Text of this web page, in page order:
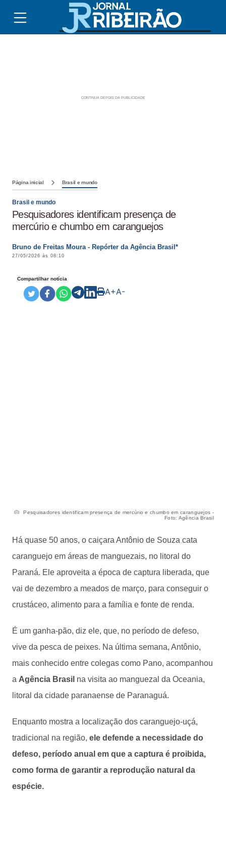
Página inicial Brasil e mundo
Brasil e mundo
Pesquisadores identificam presença de
mercúrio e chumbo em caranguejos
Bruno de Freitas Moura - Repórter da Agência Brasil*
27/05/2026 às 08:10
Compartilhar notícia
A+A-
Pesquisadores identificam presença de mercúrio e chumbo em caranguejos -
Foto: Agência Brasil
Há quase 50 anos, o caiçara Antônio de Souza cata
caranguejo em áreas de manguezais, no litoral do
Paraná. Ele aproveita a época de captura liberada, que
vai de dezembro a meados de março, para conseguir o
crustáceo, alimento para a família e fonte de renda.
É um ganha-pão, diz ele, que, no período de defeso,
vive da pesca de peixes. Na última semana, Antônio,
mais conhecido entre colegas como Pano, acompanhou
a Agência Brasil na visita ao manguezal da Oceania,
litoral da cidade paranaense de Paranaguá.
Enquanto mostra a localização dos caranguejo-uçá,
tradicional na região, ele defende a necessidade do
defeso, período anual em que a captura é proibida,
como forma de garantir a reprodução natural da
espécie.